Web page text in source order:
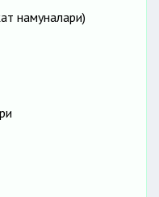
намуналари)